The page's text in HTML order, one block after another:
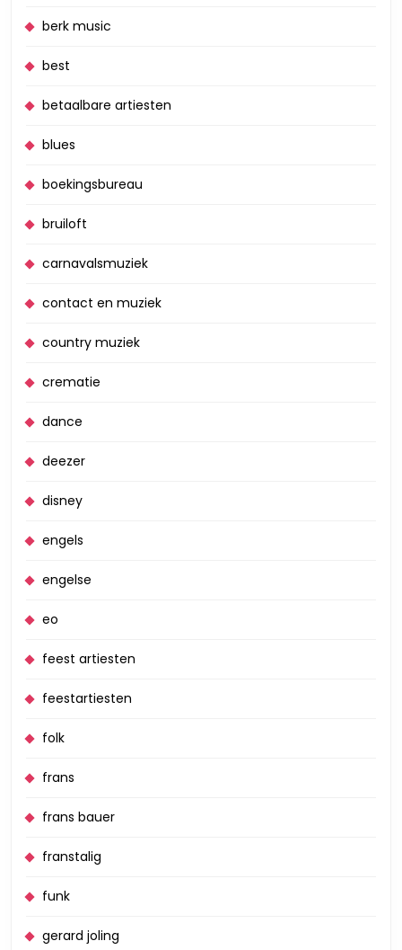
berk music
best
betaalbare artiesten
blues
boekingsbureau
bruiloft
carnavalsmuziek
contact en muziek
country muziek
crematie
dance
deezer
disney
engels
engelse
eo
feest artiesten
feestartiesten
folk
frans
frans bauer
franstalig
funk
gerard joling